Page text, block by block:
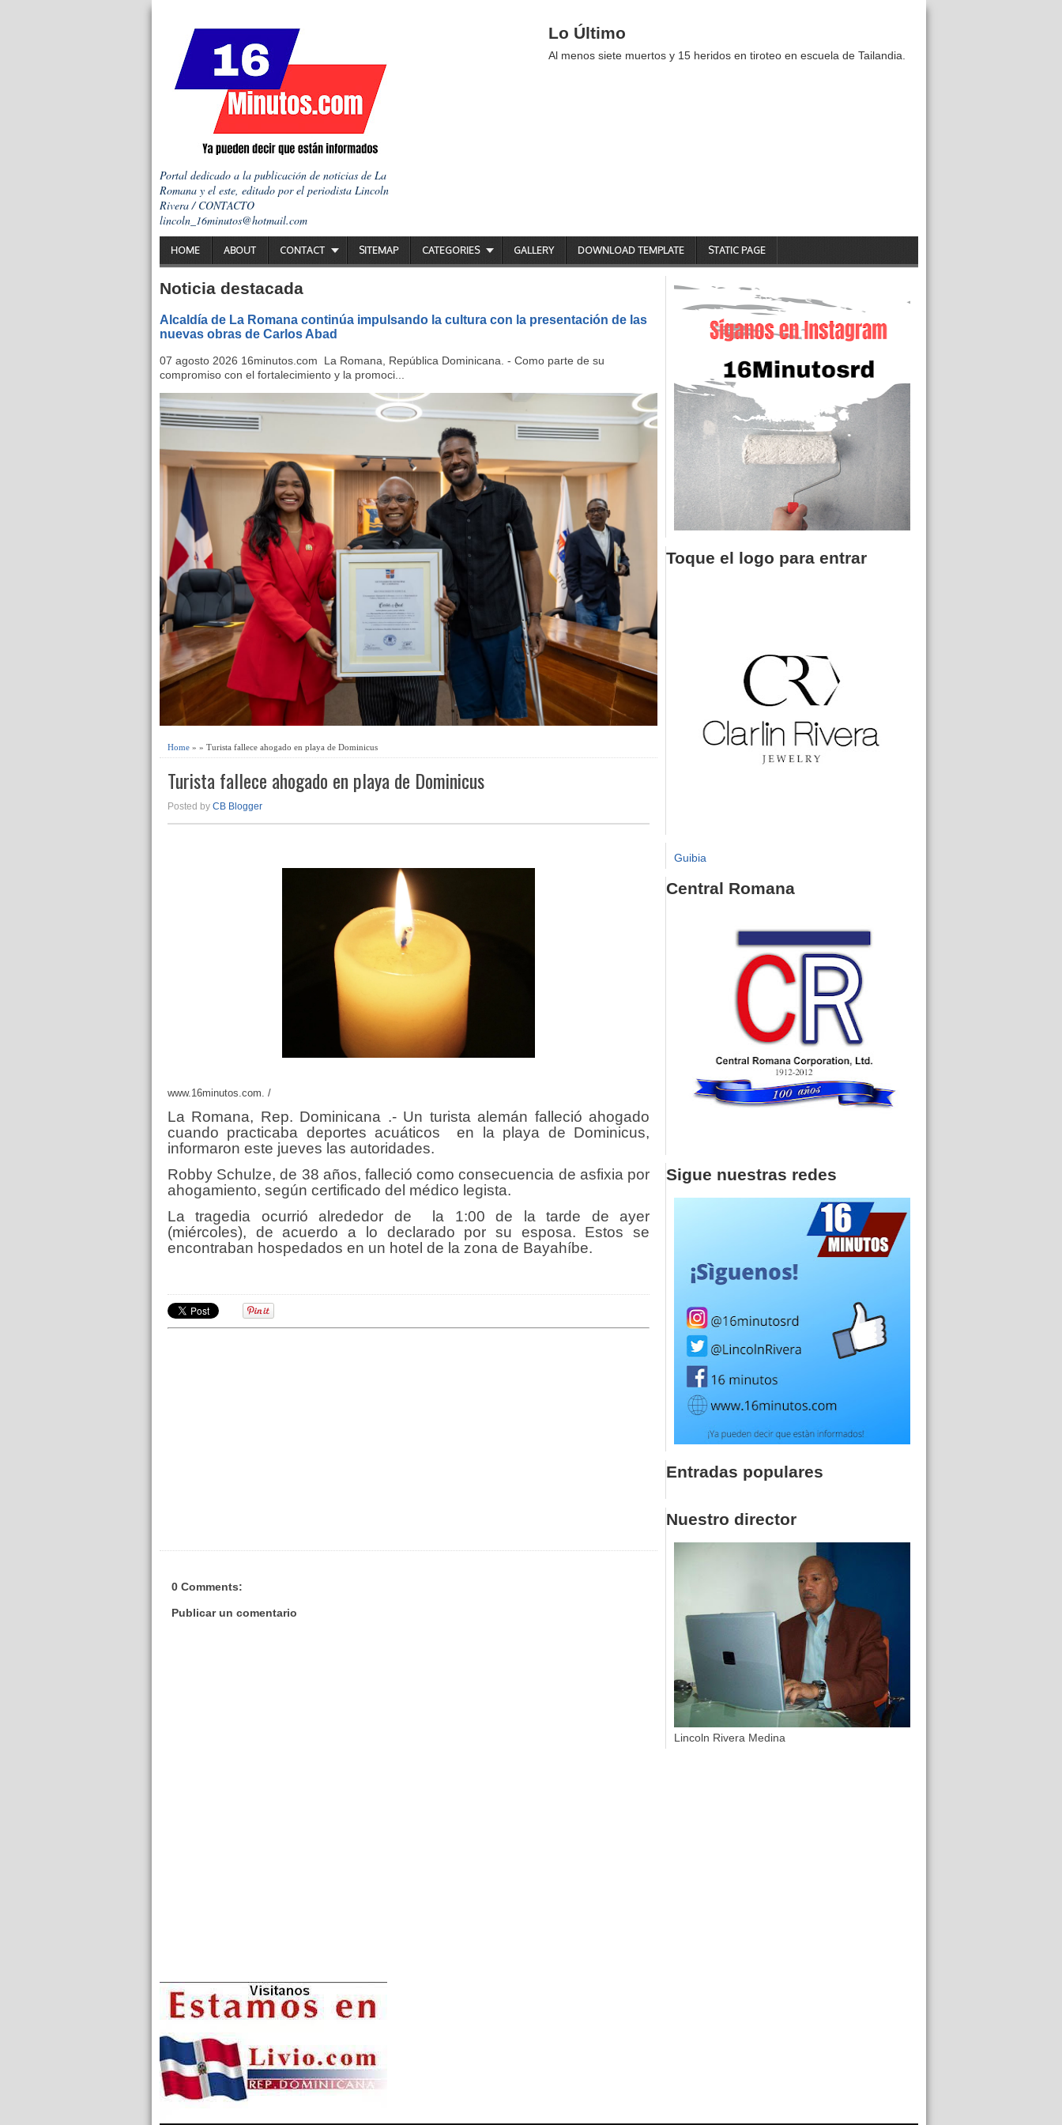
Portal dedicado a la publicación de noticias de La
Romana y el este, editado por el periodista Lincoln
Rivera / CONTACTO
lincoln_16minutos@hotmail.com
Lo Último
Al menos siete muertos y 15 heridos en tiroteo en escuela de Tailandia.
HOME ABOUT CONTACT SITEMAP CATEGORIES GALLERY DOWNLOAD TEMPLATE STATIC PAGE
Noticia destacada
Alcaldía de La Romana continúa impulsando la cultura con la presentación de las
nuevas obras de Carlos Abad
07 agosto 2026 16minutos.com La Romana, República Dominicana. - Como parte de su
compromiso con el fortalecimiento y la promoci...
Home » » Turista fallece ahogado en playa de Dominicus
Turista fallece ahogado en playa de Dominicus
Posted by CB Blogger
www.16minutos.com. /
La Romana, Rep. Dominicana .- Un turista alemán falleció ahogado
cuando practicaba deportes acuáticos en la playa de Dominicus,
informaron este jueves las autoridades.
Robby Schulze, de 38 años, falleció como consecuencia de asfixia por
ahogamiento, según certificado del médico legista.
La tragedia ocurrió alrededor de la 1:00 de la tarde de ayer
(miércoles), de acuerdo a lo declarado por su esposa. Estos se
encontraban hospedados en un hotel de la zona de Bayahíbe.
0 Comments:
Publicar un comentario
Toque el logo para entrar
Guibia
Central Romana
Sigue nuestras redes
Entradas populares
Nuestro director
Lincoln Rivera Medina